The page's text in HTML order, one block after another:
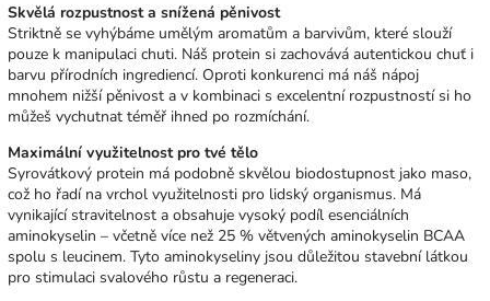
Skvělá rozpustnost a snížená pěnivost
Striktně se vyhýbáme umělým aromatům a barvivům, které slouží
pouze k manipulaci chuti. Náš protein si zachovává autentickou chuť i
barvu přírodních ingrediencí. Oproti konkurenci má náš nápoj
mnohem nižší pěnivost a v kombinaci s excelentní rozpustností si ho
můžeš vychutnat téměř ihned po rozmíchání.
Maximální využitelnost pro tvé tělo
Syrovátkový protein má podobně skvělou biodostupnost jako maso,
což ho řadí na vrchol využitelnosti pro lidský organismus. Má
vynikající stravitelnost a obsahuje vysoký podíl esenciálních
aminokyselin – včetně více než 25 % větvených aminokyselin BCAA
spolu s leucinem. Tyto aminokyseliny jsou důležitou stavební látkou
pro stimulaci svalového růstu a regeneraci.